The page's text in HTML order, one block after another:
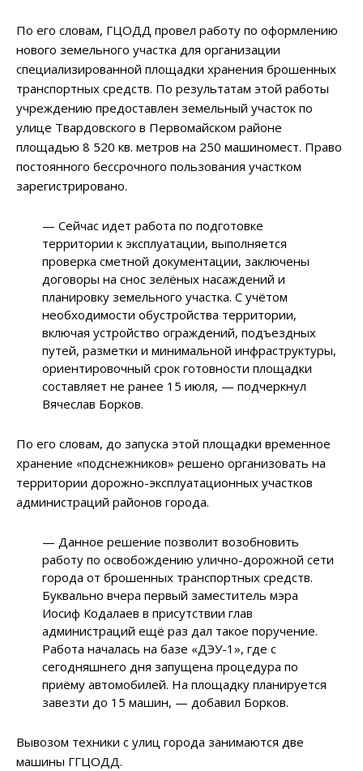
По его словам, ГЦОДД провел работу по оформлению
нового земельного участка для организации
специализированной площадки хранения брошенных
транспортных средств. По результатам этой работы
учреждению предоставлен земельный участок по
улице Твардовского в Первомайском районе
площадью 8 520 кв. метров на 250 машиномест. Право
постоянного бессрочного пользования участком
зарегистрировано.
— Сейчас идет работа по подготовке
территории к эксплуатации, выполняется
проверка сметной документации, заключены
договоры на снос зелёных насаждений и
планировку земельного участка. С учётом
необходимости обустройства территории,
включая устройство ограждений, подъездных
путей, разметки и минимальной инфраструктуры,
ориентировочный срок готовности площадки
составляет не ранее 15 июля, — подчеркнул
Вячеслав Борков.
По его словам, до запуска этой площадки временное
хранение «подснежников» решено организовать на
территории дорожно-эксплуатационных участков
администраций районов города.
— Данное решение позволит возобновить
работу по освобождению улично-дорожной сети
города от брошенных транспортных средств.
Буквально вчера первый заместитель мэра
Иосиф Кодалаев в присутствии глав
администраций ещё раз дал такое поручение.
Работа началась на базе «ДЭУ-1», где с
сегодняшнего дня запущена процедура по
приёму автомобилей. На площадку планируется
завезти до 15 машин, — добавил Борков.
Вывозом техники с улиц города занимаются две
машины ГГЦОДД.